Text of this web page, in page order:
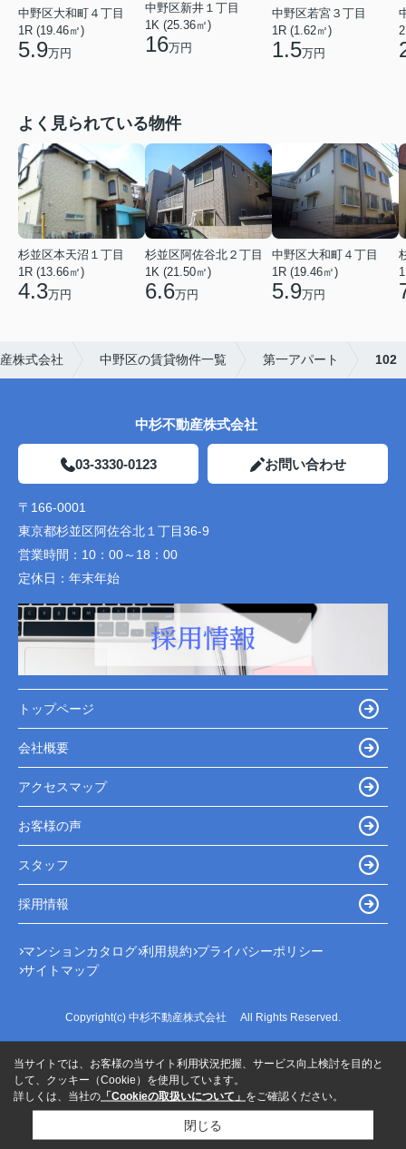
中野区大和町４丁目
1R (19.46㎡)
5.9万円
中野区新井１丁目
1K (25.36㎡)
16万円
中野区若宮３丁目
1R (1.62㎡)
1.5万円
よく見られている物件
杉並区本天沼１丁目
1R (13.66㎡)
4.3万円
杉並区阿佐谷北２丁目
1K (21.50㎡)
6.6万円
中野区大和町４丁目
1R (19.46㎡)
5.9万円
株式会社 中野区の賃貸物件一覧 第一アパート 102
中杉不動産株式会社
03-3330-0123 お問い合わせ
〒166-0001
東京都杉並区阿佐谷北１丁目36-9
営業時間： 10：00～18：00
定休日： 年末年始
トップページ
会社概要
アクセスマップ
お客様の声
スタッフ
採用情報
マンションカタログ 利用規約 プライバシーポリシー
サイトマップ
Copyright(c) 中杉不動産株式会社 All Rights Reserved.
当サイトでは、お客様の当サイト利用状況把握、サービス向上検討を目的と
して、クッキー（Cookie）を使用しています。
詳しくは、当社の 「Cookieの取扱いについて」 をご確認ください。
閉じる